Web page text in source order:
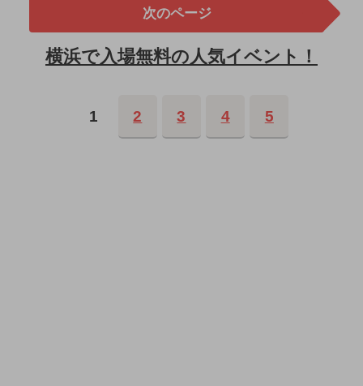
次のページ
横浜で入場無料の人気イベント！
1 2 3 4 5